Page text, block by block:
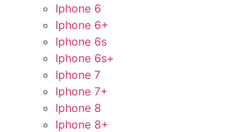
Iphone 6
Iphone 6+
Iphone 6s
Iphone 6s+
Iphone 7
Iphone 7+
Iphone 8
Iphone 8+